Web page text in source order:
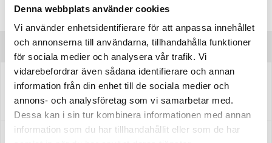
Denna webbplats använder cookies
Vi använder enhetsidentifierare för att anpassa innehållet
och annonserna till användarna, tillhandahålla funktioner
för sociala medier och analysera vår trafik. Vi
vidarebefordrar även sådana identifierare och annan
information från din enhet till de sociala medier och
annons- och analysföretag som vi samarbetar med.
Dessa kan i sin tur kombinera informationen med annan
information som du har tillhandahållit eller som de har
Produktinformation
Bakdrev Till Kayo AY70
Köp med fördel ny kedja när du byter drev
Passar dessa modeller